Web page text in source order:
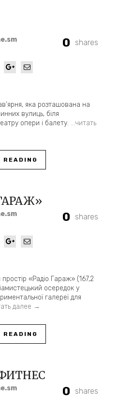
0 shares
яка розташована на
вулиць, біля
опери і балету. …читать
READING
0 shares
«Радіо Гараж» (167,2
осередок у
галереї для
далее →
READING
0 shares